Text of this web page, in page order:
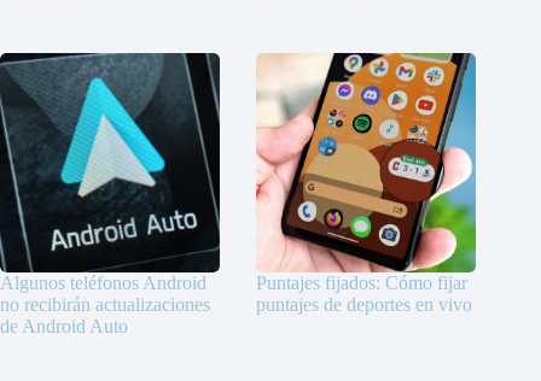
Algunos teléfonos Android
no recibirán actualizaciones
de Android Auto
Puntajes fijados: Cómo fijar
puntajes de deportes en vivo